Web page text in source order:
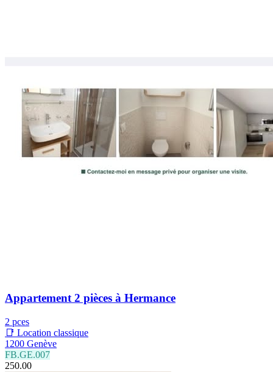
Appartement 2 pièces à Hermance
2 pces
📑 Location classique
1200 Genève
FB.GE.007
250.00